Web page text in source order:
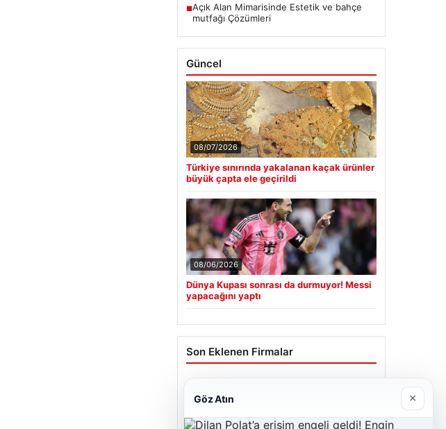
■Açık Alan Mimarisinde Estetik ve bahçe
mutfağı Çözümleri
Güncel
08/07/2026
Türkiye sınırında yakalanan kaçak ürünler
büyük çapta ele geçirildi
08/06/2026
Dünya Kupası sonrası da durmuyor! Messi
yapacağını yaptı
Son Eklenen Firmalar
06/23/2026
Göz Atın ×